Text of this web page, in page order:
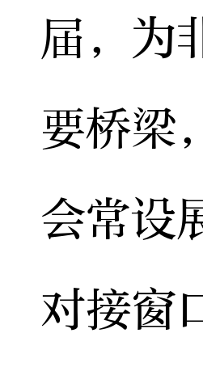
届，为
要桥梁
会常设
对接窗